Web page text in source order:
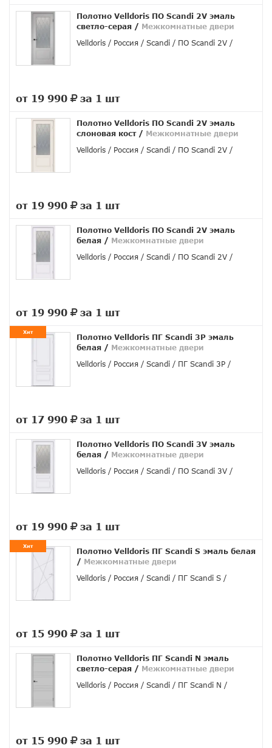
Полотно Velldoris ПО Scandi 2V эмаль
светло-серая / Межкомнатные двери
Velldoris
Россия Scandi ПО Scandi 2V
от 19 990
за 1 шт
Полотно Velldoris ПО Scandi 2V эмаль
слоновая кост/ Межкомнатные двери
Velldoris
Россия Scandi ПО Scandi 2V
от 19 990
за 1 шт
Полотно Velldoris ПО Scandi 2V эмаль
белая / Межкомнатные двери
Velldoris
Россия Scandi ПО Scandi 2V
от 19 990
за 1 шт
Хит
Полотно Velldoris ПГ Scandi 3P эмаль
белая / Межкомнатные двери
Velldoris
Россия Scandi ПГ Scandi 3P
от 17 990
за 1 шт
Полотно Velldoris ПО Scandi 3V эмаль
белая / Межкомнатные двери
Velldoris
Россия Scandi ПO Scandi 3V
от 19 990
за 1 шт
Хит
Полотно Velldoris ПГ Scandi S эмаль белая
/ Межкомнатные двери
Velldoris
Россия Scandi ПГ Scandi S
от 15 990
за 1 шт
Полотно Velldoris ПГ Scandi N эмаль
светло-серая / Межкомнатные двери
Velldoris
Россия Scandi ПГ Scandi N
от 15 990
за 1 шт